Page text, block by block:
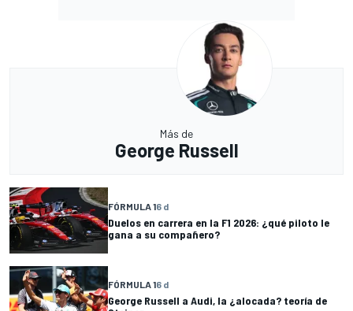
Más de
George Russell
FÓRMULA 16 d
Duelos en carrera en la F1 2026: ¿qué piloto le
gana a su compañero?
FÓRMULA 16 d
George Russell a Audi, la ¿alocada? teoría de